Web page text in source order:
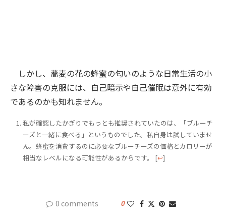
しかし、蕎麦の花の蜂蜜の匂いのような日常生活の小
さな障害の克服には、自己暗示や自己催眠は意外に有効
であるのかも知れません。
私が確認したかぎりでもっとも推奨されていたのは、「ブルーチ
ーズと一緒に食べる」というものでした。私自身は試していませ
ん。蜂蜜を消費するのに必要なブルーチーズの価格とカロリーが
相当なレベルになる可能性があるからです。
[↩]
0 comments 0